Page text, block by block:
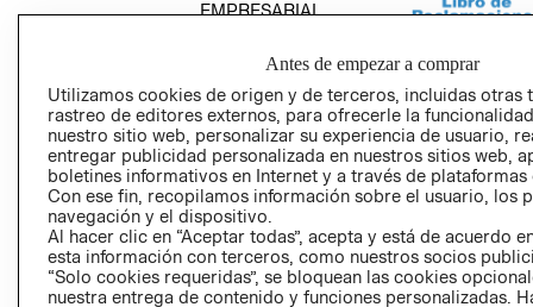
EMPRESARIAL
AVISO DE
PRIVACIDAD
GIFT CARD
Antes de empezar a comprar
Utilizamos cookies de origen y de terceros, incluidas otras
rastreo de editores externos, para ofrecerle la
nuestro sitio web, personalizar su experiencia de usuario,
entregar publicidad personalizada en nuestros sitios web,
boletines informativos en Internet y a través de plataformas
Con ese fin, recopilamos información sobre el usuario, los
navegación y el dispositivo.
Al hacer clic en “Aceptar todas”, acepta y está de acuerdo
esta información con terceros, como nuestros socios
“Solo cookies requeridas”, se bloquean las cookies
nuestra entrega de contenido y funciones personalizadas.